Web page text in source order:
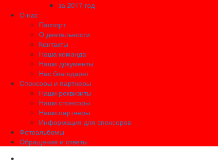
за 2017 год
О нас
Паспорт
О деятельности
Контакты
Наша команда
Наши документы
Нас благодарят
Спонсоры и партнеры
Наши реквизиты
Наши спонсоры
Наши партнеры
Информация для спонсоров
Фотоальбомы
Обращения и ответы